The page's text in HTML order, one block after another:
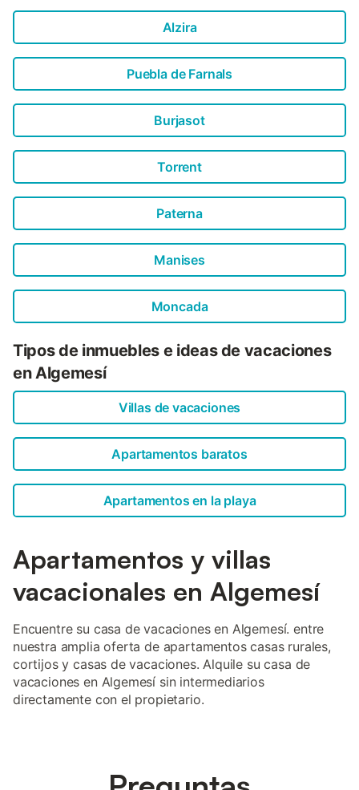
Alzira
Puebla de Farnals
Burjasot
Torrent
Paterna
Manises
Moncada
Tipos de inmuebles e ideas de vacaciones
en Algemesí
Villas de vacaciones
Apartamentos baratos
Apartamentos en la playa
Apartamentos y villas
vacacionales en Algemesí
Encuentre su casa de vacaciones en Algemesí. entre
nuestra amplia oferta de apartamentos casas rurales,
cortijos y casas de vacaciones. Alquile su casa de
vacaciones en Algemesí sin intermediarios
directamente con el propietario.